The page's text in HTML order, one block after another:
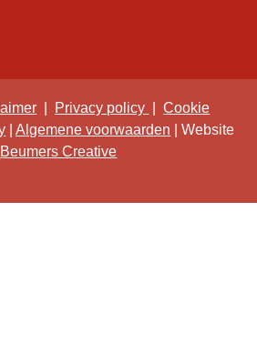
Privacy policy |Cookie
|Algemene voorwaarden | Website
Beumers Creative